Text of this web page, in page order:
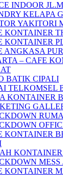
INDOOR
KELAPA
YAKITORI
KONTAINER
KONTAINER
ANGKASA
– CAFE
BATIK CIPALI
TELKOMSEL
KONTAINER
KONTAINER
MESS
KONTAINER